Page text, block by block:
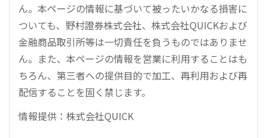
ん。本ページの情報に基づいて被ったいかなる損害に
ついても、野村證券株式会社、株式会社QUICKおよび
金融商品取引所等は一切責任を負うものではありませ
ん。また、本ページの情報を営業に利用することはも
ちろん、第三者への提供目的で加工、再利用および再
配信することを固く禁じます。
情報提供：株式会社QUICK